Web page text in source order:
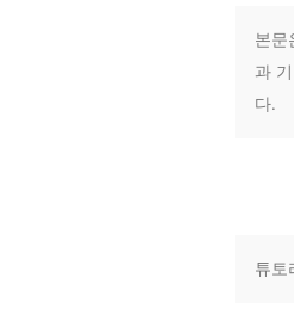
본문
과
다.
튜토